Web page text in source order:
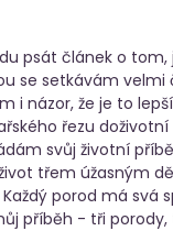
psát článek o
se setkávám
i názor, že je to
řezu
svůj životní
třem úžasným
porod má
příběh - tři porody,